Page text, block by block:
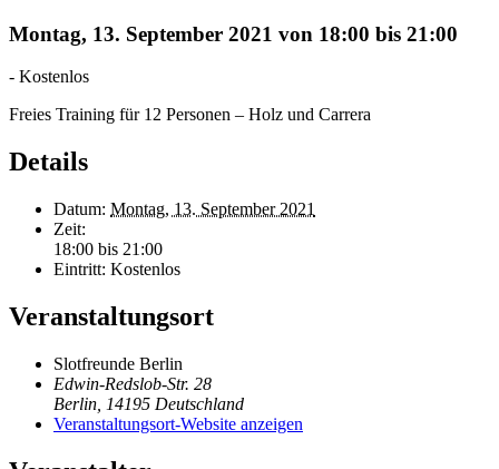
Montag, 13. September 2021 von 18:00 bis 21:00
- Kostenlos
Freies Training für 12 Personen – Holz und Carrera
Details
Datum: Montag, 13. September 2021
Zeit:
18:00 bis 21:00
Eintritt: Kostenlos
Veranstaltungsort
Slotfreunde Berlin
Edwin-Redslob-Str. 28
Berlin 14195 Deutschland
Veranstaltungsort-Website anzeigen